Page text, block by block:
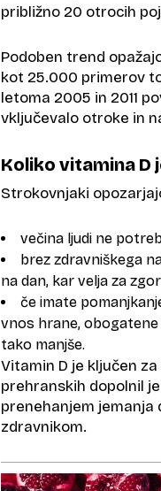
približno 20 otrocih
Podoben trend
kot 25.000 primerov
letoma 2005 in 2011
vključevalo otroke in
Koliko vitamina D
Strokovnjaki
večina ljudi ne
brez zdravniškega
na dan, kar velja za
če imate
vnos hrane,
tako manjše.
Vitamin D je ključen
prehranskih dopolnil
prenehanjem
zdravnikom.